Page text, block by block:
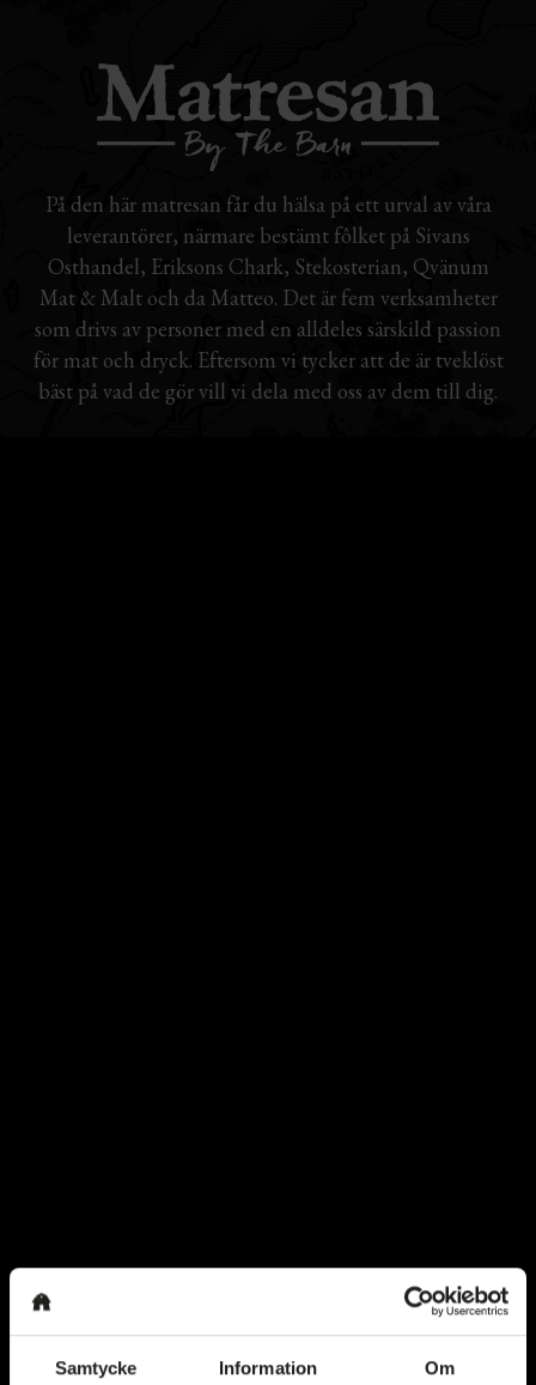
Samtycke Information Om
På den här matresan får du hälsa på ett urval av våra
leverantörer, närmare bestämt fôlket på Sivans
Osthandel, Eriksons Chark, Stekosterian, Qvänum
Mat & Malt och da Matteo. Det är fem verksamheter
som drivs av personer med en alldeles särskild passion
för mat och dryck. Eftersom vi tycker att de är tveklöst
bäst på vad de gör vill vi dela med oss av dem till dig.